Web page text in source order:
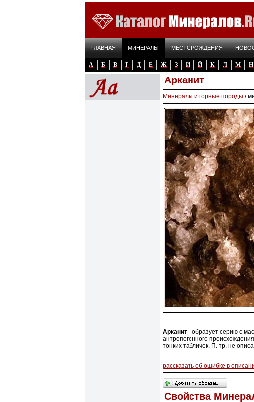
ГЛАВНАЯ МИНЕРАЛЫ МЕСТОРОЖДЕНИЯ
А Б В Г Д Е Ж З И Й К Л М Н
Арканит
Минералы и горные породы /
Арканит - образует серию с
антропогенного
тонких табличек. П. тр. не
рассказать об ошибке в
Свойства